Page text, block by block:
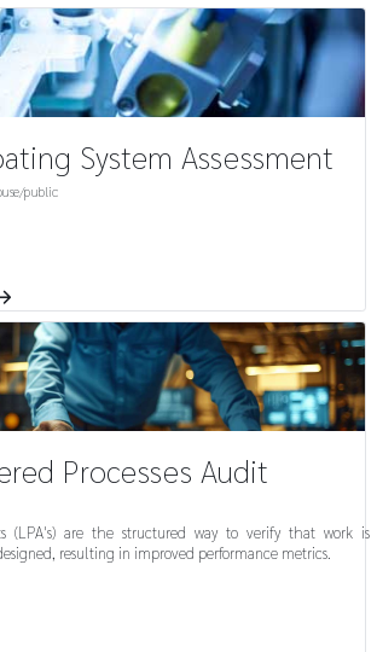
System Assessment
public
Processes Audit
(LPA's) are the structured way to verify that work is
resulting in improved performance metrics.